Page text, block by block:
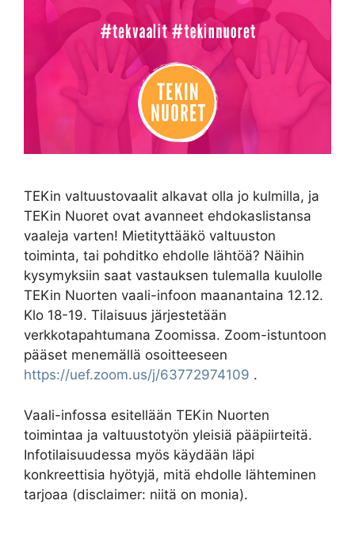
TEKin valtuustovaalit alkavat olla jo kulmilla, ja
TEKin Nuoret ovat avanneet ehdokaslistansa
vaaleja varten! Mietityttääkö valtuuston
toiminta, tai pohditko ehdolle lähtöä? Näihin
kysymyksiin saat vastauksen tulemalla kuulolle
TEKin Nuorten vaali-infoon maanantaina 12.12.
Klo 18-19. Tilaisuus järjestetään
verkkotapahtumana Zoomissa. Zoom-istuntoon
pääset menemällä osoitteeseen
https://uef.zoom.us/j/63772974109 .
Vaali-infossa esitellään TEKin Nuorten
toimintaa ja valtuustotyön yleisiä pääpiirteitä.
Infotilaisuudessa myös käydään läpi
konkreettisia hyötyjä, mitä ehdolle lähteminen
tarjoaa (disclaimer: niitä on monia).